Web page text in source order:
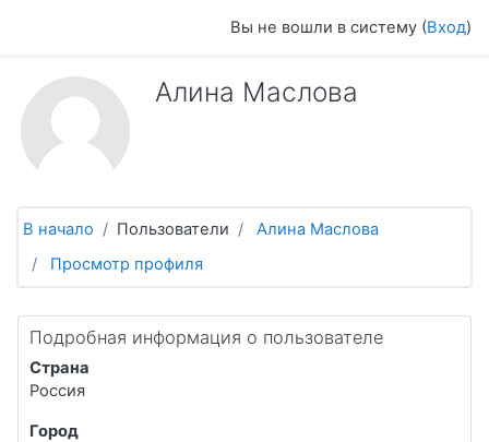
Вы не вошли в систему (Вход)
Алина Маслова
В начало Пользователи
Алина Маслова
Просмотр профиля
Подробная информация о пользователе
Страна
Россия
Город